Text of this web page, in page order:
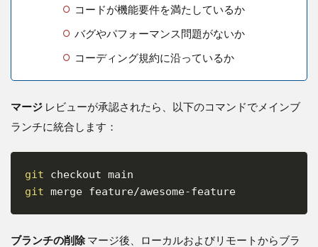
コードが機能要件を満たしているか
バグやパフォーマンス問題がないか
コーディング規約に沿っているか
マージ レビューが承認されたら、以下のコマンドでメインブ
ランチに統合します：
git
git
ブランチの削除 マージ後、ローカルおよびリモートからブラ